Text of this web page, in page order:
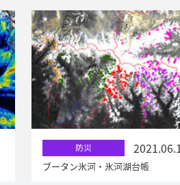
防災
ブータン氷河・氷河湖台帳